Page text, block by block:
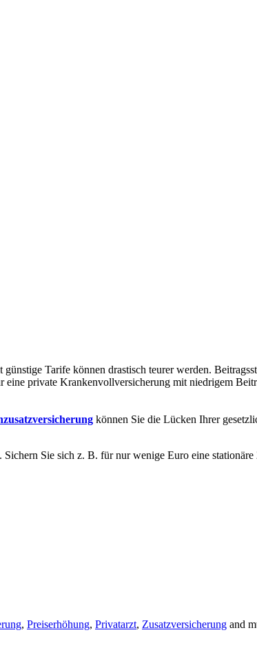
Tarife können drastisch teurer werden.
private Krankenvollversicherung mit niedrigem
können Sie die Lücken Ihrer
Sie sich z. B. für nur wenige Euro eine
, Preiserhöhung, Privatarzt, Zusatzversicherung and